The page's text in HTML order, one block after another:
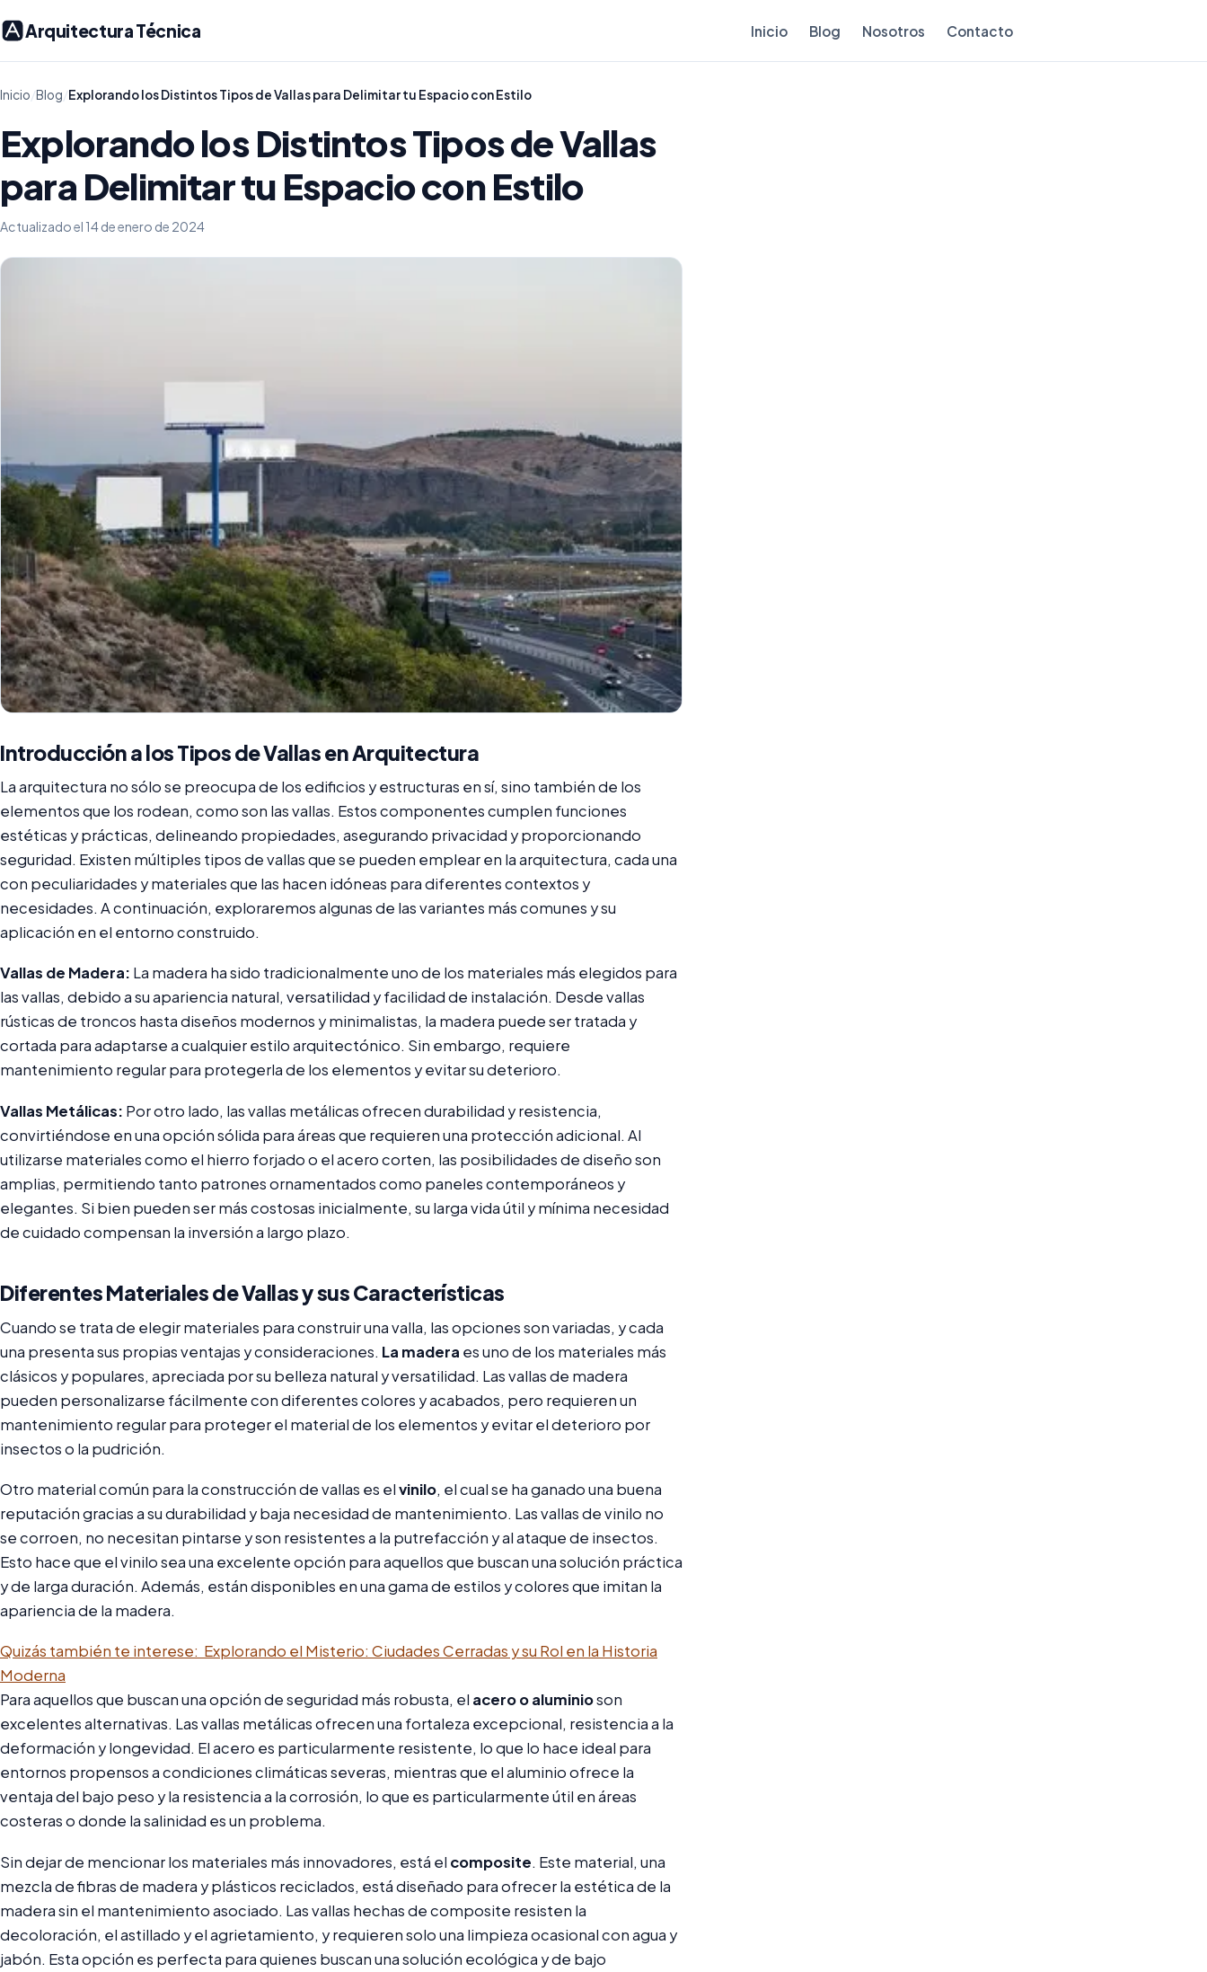
Arquitectura Técnica Inicio Blog Nosotros Contacto
Inicio/Blog/Explorando los Distintos Tipos de Vallas para Delimitar tu Espacio con Estilo
Explorando los Distintos Tipos de Vallas
para Delimitar tu Espacio con Estilo
Actualizado el 14 de enero de 2024
Introducción a los Tipos de Vallas en Arquitectura
La arquitectura no sólo se preocupa de los edificios y estructuras en sí, sino también de los
elementos que los rodean, como son las vallas. Estos componentes cumplen funciones
estéticas y prácticas, delineando propiedades, asegurando privacidad y proporcionando
seguridad. Existen múltiples tipos de vallas que se pueden emplear en la arquitectura, cada una
con peculiaridades y materiales que las hacen idóneas para diferentes contextos y
necesidades. A continuación, exploraremos algunas de las variantes más comunes y su
aplicación en el entorno construido.
Vallas de Madera: La madera ha sido tradicionalmente uno de los materiales más elegidos para
las vallas, debido a su apariencia natural, versatilidad y facilidad de instalación. Desde vallas
rústicas de troncos hasta diseños modernos y minimalistas, la madera puede ser tratada y
cortada para adaptarse a cualquier estilo arquitectónico. Sin embargo, requiere
mantenimiento regular para protegerla de los elementos y evitar su deterioro.
Vallas Metálicas: Por otro lado, las vallas metálicas ofrecen durabilidad y resistencia,
convirtiéndose en una opción sólida para áreas que requieren una protección adicional. Al
utilizarse materiales como el hierro forjado o el acero corten, las posibilidades de diseño son
amplias, permitiendo tanto patrones ornamentados como paneles contemporáneos y
elegantes. Si bien pueden ser más costosas inicialmente, su larga vida útil y mínima necesidad
de cuidado compensan la inversión a largo plazo.
Diferentes Materiales de Vallas y sus Características
Cuando se trata de elegir materiales para construir una valla, las opciones son variadas, y cada
una presenta sus propias ventajas y consideraciones. La madera es uno de los materiales más
clásicos y populares, apreciada por su belleza natural y versatilidad. Las vallas de madera
pueden personalizarse fácilmente con diferentes colores y acabados, pero requieren un
mantenimiento regular para proteger el material de los elementos y evitar el deterioro por
insectos o la pudrición.
Otro material común para la construcción de vallas es elvinilo, el cual se ha ganado una buena
reputación gracias a su durabilidad y baja necesidad de mantenimiento. Las vallas de vinilo no
se corroen, no necesitan pintarse y son resistentes a la putrefacción y al ataque de insectos.
Esto hace que el vinilo sea una excelente opción para aquellos que buscan una solución práctica
y de larga duración. Además, están disponibles en una gama de estilos y colores que imitan la
apariencia de la madera.
Quizás también te interese: Explorando el Misterio: Ciudades Cerradas y su Rol en la Historia
Moderna
Para aquellos que buscan una opción de seguridad más robusta, el acero o aluminioson
excelentes alternativas. Las vallas metálicas ofrecen una fortaleza excepcional, resistencia a la
deformación y longevidad. El acero es particularmente resistente, lo que lo hace ideal para
entornos propensos a condiciones climáticas severas, mientras que el aluminio ofrece la
ventaja del bajo peso y la resistencia a la corrosión, lo que es particularmente útil en áreas
costeras o donde la salinidad es un problema.
Sin dejar de mencionar los materiales más innovadores, está el composite. Este material, una
mezcla de fibras de madera y plásticos reciclados, está diseñado para ofrecer la estética de la
madera sin el mantenimiento asociado. Las vallas hechas de composite resisten la
decoloración, el astillado y el agrietamiento, y requieren solo una limpieza ocasional con agua y
jabón. Esta opción es perfecta para quienes buscan una solución ecológica y de bajo